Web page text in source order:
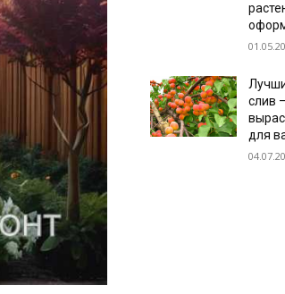
слив
для